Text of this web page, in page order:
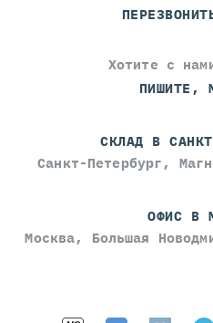
Хотите с
ПИШИТЕ,
СКЛАД В
Санкт-Петербург,
ОФИС В
Москва, Большая